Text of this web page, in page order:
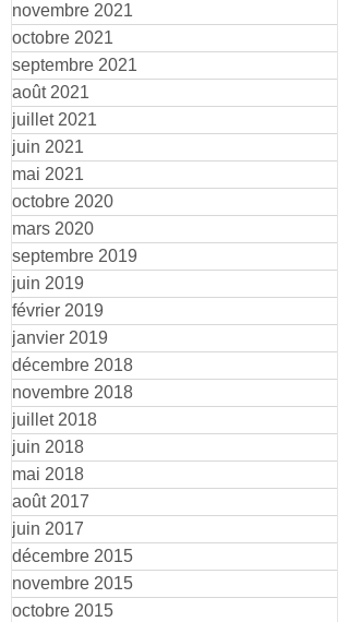
novembre 2021
octobre 2021
septembre 2021
août 2021
juillet 2021
juin 2021
mai 2021
octobre 2020
mars 2020
septembre 2019
juin 2019
février 2019
janvier 2019
décembre 2018
novembre 2018
juillet 2018
juin 2018
mai 2018
août 2017
juin 2017
décembre 2015
novembre 2015
octobre 2015